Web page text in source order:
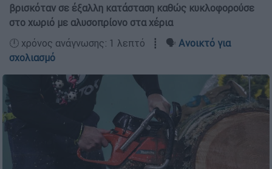
βρισκόταν σε έξαλλη κατάσταση καθώς κυκλοφορούσε
στο χωριό με αλυσοπρίονο στα χέρια
🕛 χρόνος ανάγνωσης: 1 λεπτό ┋ 🗣️ Ανοικτό για
σχολιασμό